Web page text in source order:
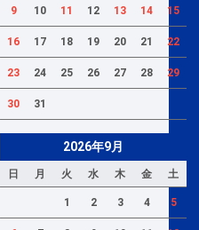
9 10 11 12 13 14 15
16 17 18 19 20 21 22
23 24 25 26 27 28 29
30 31
2026年9月
日 月 火 水 木 金 土
1 2 3 4 5